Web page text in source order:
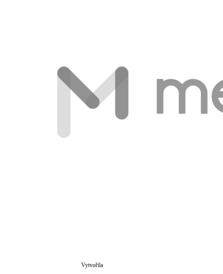
Vytvořila